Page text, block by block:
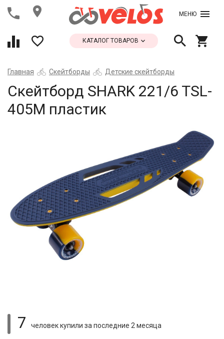
МЕНЮ
КАТАЛОГ ТОВАРОВ
Главная Скейтборды Детские скейтборды
Скейтборд SHARK 221/6 TSL-
405M пластик
7 человек купили за последние 2 месяца